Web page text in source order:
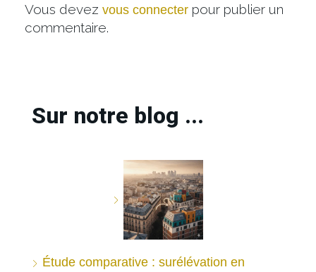
Vous devez vous connecter pour publier un
commentaire.
Sur notre blog ...
Étude comparative : surélévation en